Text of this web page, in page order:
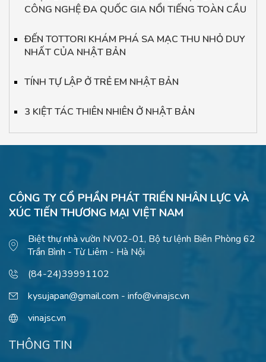
CÔNG NGHỆ ĐA QUỐC GIA NỔI TIẾNG TOÀN CẦU
ĐẾN TOTTORI KHÁM PHÁ SA MẠC THU NHỎ DUY
NHẤT CỦA NHẬT BẢN
TÍNH TỰ LẬP Ở TRẺ EM NHẬT BẢN
3 KIỆT TÁC THIÊN NHIÊN Ở NHẬT BẢN
CÔNG TY CỔ PHẦN PHÁT TRIỂN NHÂN LỰC VÀ
XÚC TIẾN THƯƠNG MẠI VIỆT NAM
Biệt thự nhà vườn NV02-01, Bộ tư lệnh Biên Phòng 62
Trần Bình - Từ Liêm - Hà Nội
(84-24)39991102
kysujapan@gmail.com - info@vinajsc.vn
vinajsc.vn
THÔNG TIN